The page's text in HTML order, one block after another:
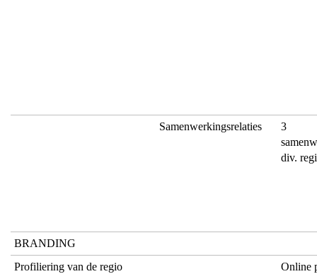
Samenwerkingsrelaties
3
div.
BRANDING
Profiliering van de regio
Online